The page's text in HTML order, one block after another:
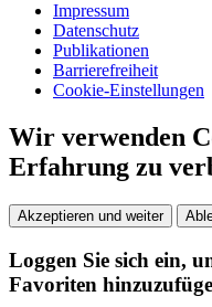
Impressum
Datenschutz
Publikationen
Barrierefreiheit
Cookie-Einstellungen
Wir verwenden
Erfahrung zu
Akzeptieren und weiter
Loggen Sie sich ein,
Favoriten